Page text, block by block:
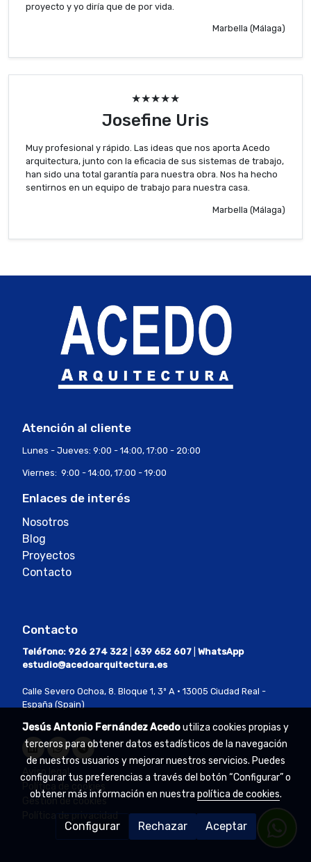
proyecto y yo diría que de por vida.
Marbella (Málaga)
★★★★★
Josefine Uris
Muy profesional y rápido. Las ideas que nos aporta Acedo
arquitectura, junto con la eficacia de sus sistemas de trabajo,
han sido una total garantía para nuestra obra. Nos ha hecho
sentirnos en un equipo de trabajo para nuestra casa.
Marbella (Málaga)
Atención al cliente
Lunes - Jueves: 9:00 - 14:00, 17:00 - 20:00
Viernes: 9:00 - 14:00, 17:00 - 19:00
Enlaces de interés
Nosotros
Blog
Proyectos
Contacto
Contacto
Teléfono: 926 274 322 639 652 607 WhatsApp
estudio@acedoarquitectura.es
Calle Severo Ochoa, 8. Bloque 1, 3º A · 13005 Ciudad Real -
España (Spain)
Aviso legal
Política de cookies
Gestión de cookies
Jesús Antonio Fernández Acedoutiliza cookies propias y
terceros para obtener datos estadísticos de la navegación
de nuestros usuarios y mejorar nuestros servicios. Puedes
configurar tus preferencias a través del botón “Configurar” o
obtener más información en nuestra política de cookies.
Configurar Rechazar Aceptar